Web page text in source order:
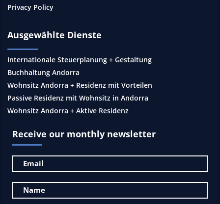
Privacy Policy
Ausgewählte Dienste
Internationale Steuerplanung + Gestaltung
Buchhaltung Andorra
Wohnsitz Andorra + Residenz mit Vorteilen
Passive Residenz mit Wohnsitz in Andorra
Wohnsitz Andorra + Aktive Residenz
Receive our monthly newsletter